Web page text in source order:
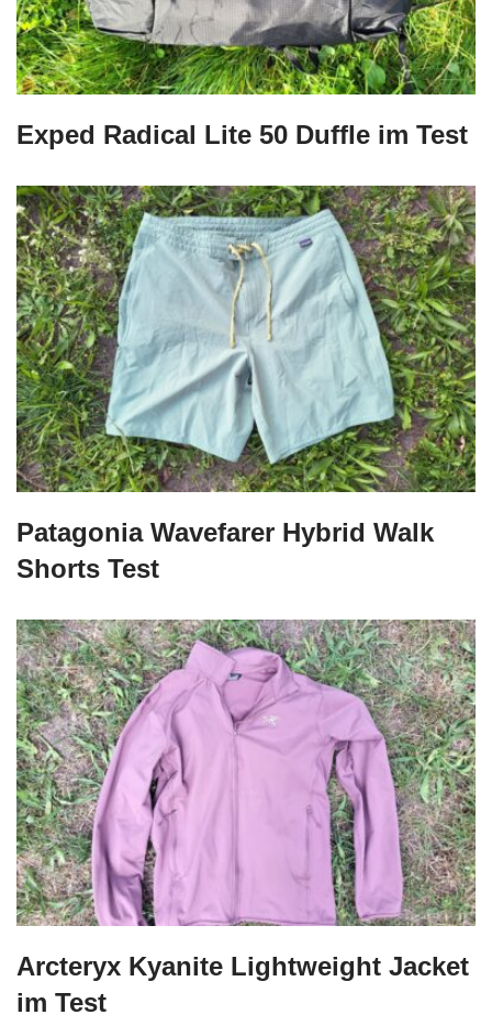
Exped Radical Lite 50 Duffle im Test
Patagonia Wavefarer Hybrid Walk
Shorts Test
Arcteryx Kyanite Lightweight Jacket
im Test